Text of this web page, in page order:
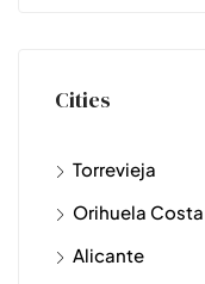
Cities
Torrevieja
Orihuela Costa
Alicante